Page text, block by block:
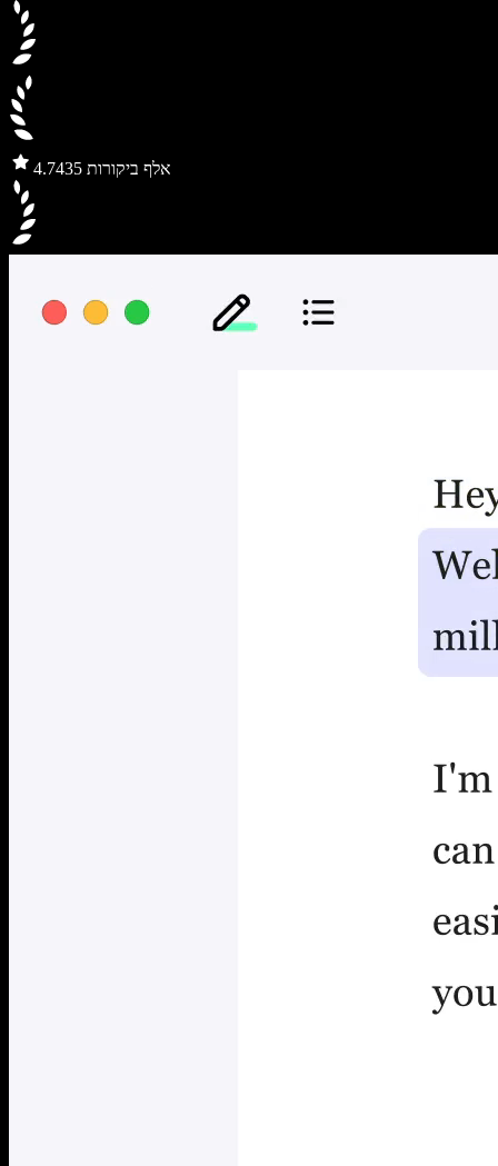
4.7 435 אלף ביקורות